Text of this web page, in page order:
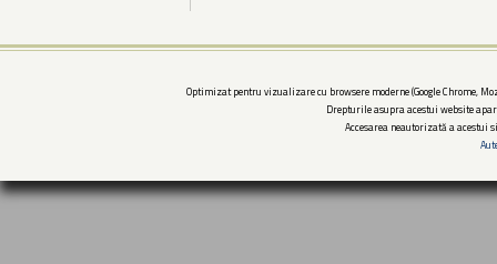
Optimizat pentru vizualizare cu browsere moderne (Google Chrome,
Drepturile asupra acestui website
Accesarea neautorizată a acestui